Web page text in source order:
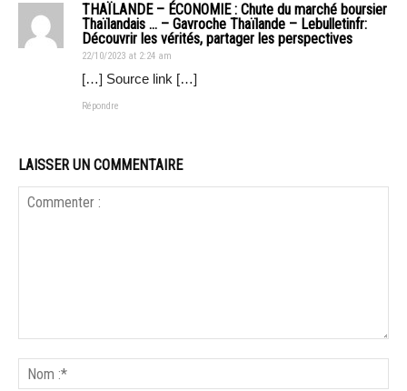
THAÏLANDE – ÉCONOMIE : Chute du marché boursier
Thaïlandais … – Gavroche Thaïlande – Lebulletinfr:
Découvrir les vérités, partager les perspectives
22/10/2023 at 2:24 am
[…] Source link […]
Répondre
LAISSER UN COMMENTAIRE